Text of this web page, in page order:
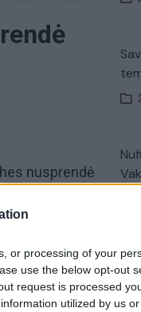
or processing of your
use the below opt-out
request is processed
utilized by us
nusprendė
metras ir
V.